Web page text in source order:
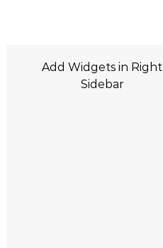
Add Widgets in Right
Sidebar